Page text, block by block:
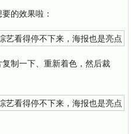
的效果啦：
制一下、重新着色，然后裁